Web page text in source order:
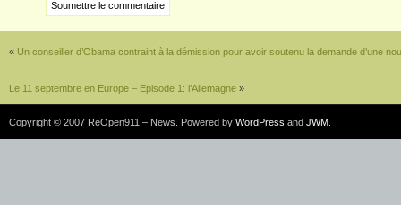
« Un conseiller d’Obama contraint à la démission pour avoir soutenu la demande d’une
Le 11 septembre en Europe – Episode 1: l’Allemagne »
Copyright © 2007 ReOpen911 – News. Powered by WordPress and JWM